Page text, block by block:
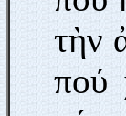
τὴν
πού